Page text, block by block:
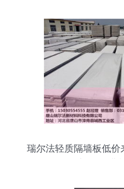
瑞尔法轻质隔墙板低价